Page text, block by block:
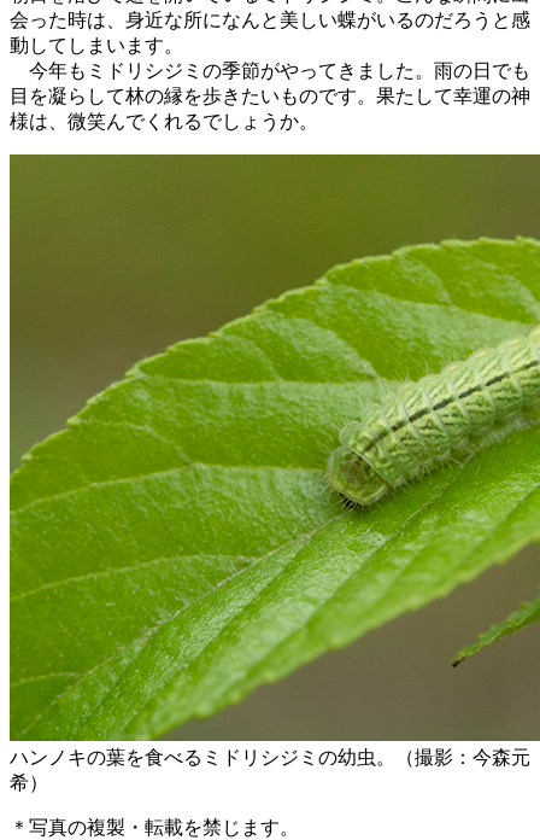
会った時は、身近な所になんと美しい蝶がいるのだろうと感
動してしまいます。
今年もミドリシジミの季節がやってきました。雨の日でも
目を凝らして林の縁を歩きたいものです。果たして幸運の神
様は、微笑んでくれるでしょうか。
ハンノキの葉を食べるミドリシジミの幼虫。（撮影：今森元
希）
＊写真の複製・転載を禁じます。